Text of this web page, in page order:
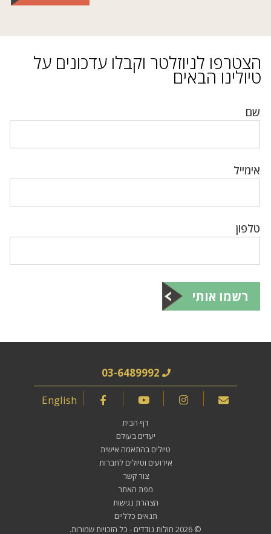
הצטרפו לניוזלטר וקבלו עדכונים על
טיולינו הבאים
שם
אימייל
טלפון
רשמו אותי
03-6489992
English
דף הבית
יעדים בעולם
טיולים בהתאמה אישית
אירועים וטיולים לחברות
צור קשר
מפת האתר
הצהרת נגישות
תנאים כלליים
© 2026
חולות נודדים - כל הזכויות שמורות.